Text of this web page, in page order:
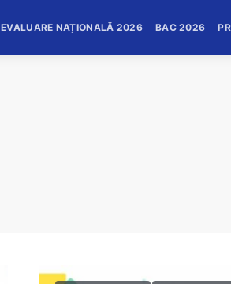
EVALUARE NAȚIONALĂ 2026 BAC 2026